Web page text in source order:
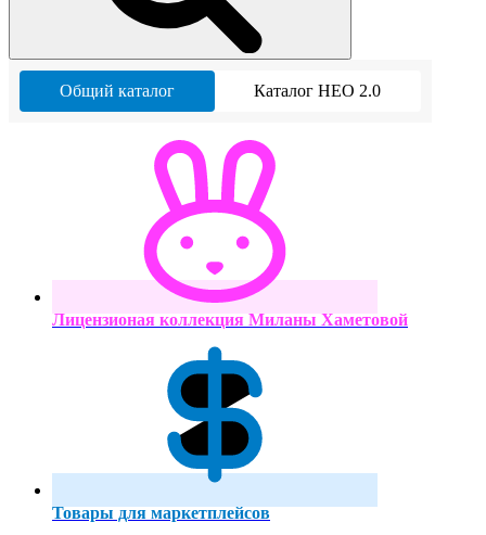
Общий каталог Каталог НЕО 2.0
Лицензионая коллекция Миланы Хаметовой
Товары для маркетплейсов